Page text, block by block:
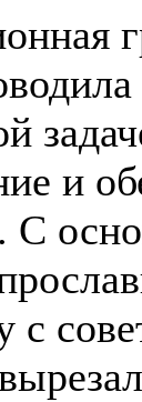
и
с